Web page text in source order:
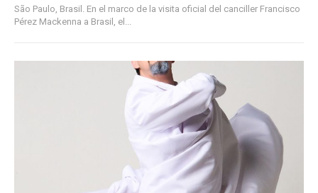
São Paulo, Brasil. En el marco de la visita oficial del canciller Francisco
Pérez Mackenna a Brasil, el...